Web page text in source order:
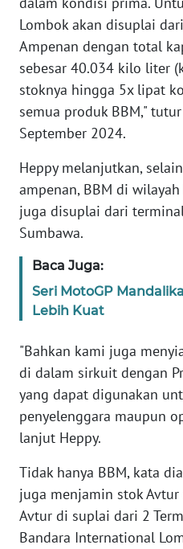
Lombok akan disuplai
Ampenan dengan total
sebesar 40.034 kilo liter
stoknya hingga 5x lipat
semua produk BBM,"
September 2024.
Heppy melanjutkan,
ampenan, BBM di
juga disuplai dari
Sumbawa.
Baca Juga:
Seri MotoGP
Lebih Kuat
"Bahkan kami juga
di dalam sirkuit dengan
yang dapat digunakan
penyelenggara maupun
lanjut Heppy.
Tidak hanya BBM, kata
juga menjamin stok
Avtur di suplai dari 2
Bandara International
BANTEN
WN
NTT
WN
WN
PAPUA
BARAT
WN
RIAU
WN
SERAMBI
WN
JAMBI
WN
SULTRA
WN